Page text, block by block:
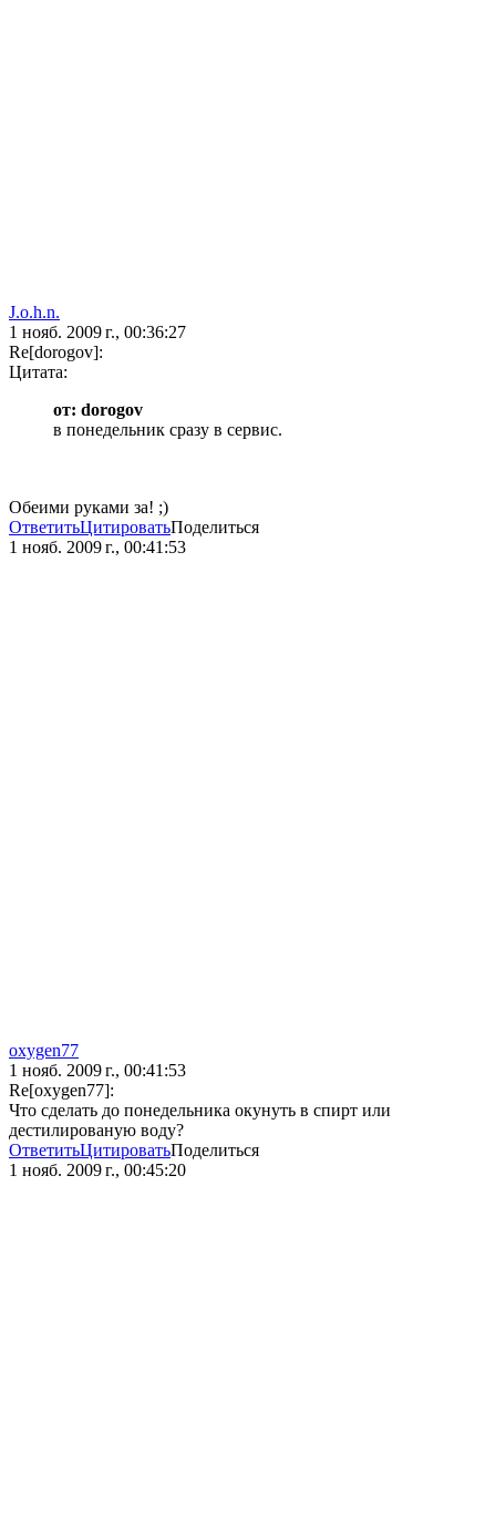
J.o.h.n.
1 нояб. 2009 г., 00:36:27
Re[dorogov]:
Цитата:
от: dorogov
в понедельник сразу в сервис.
Обеими руками за! ;)
ОтветитьЦитироватьПоделиться
1 нояб. 2009 г., 00:41:53
oxygen77
1 нояб. 2009 г., 00:41:53
Re[oxygen77]:
Что сделать до понедельника окунуть в спирт или
дестилированую воду?
ОтветитьЦитироватьПоделиться
1 нояб. 2009 г., 00:45:20